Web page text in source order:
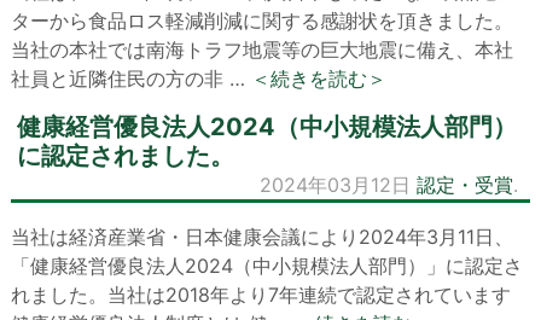
ターから食品ロス軽減削減に関する感謝状を頂きました。
当社の本社では南海トラフ地震等の巨大地震に備え、本社
社員と近隣住民の方の非 … ＜続きを読む＞
健康経営優良法人2024（中小規模法人部門）
に認定されました。
2024年03月12日 認定・受賞.
当社は経済産業省・日本健康会議により2024年3月11日、
「健康経営優良法人2024（中小規模法人部門）」に認定さ
れました。当社は2018年より7年連続で認定されています